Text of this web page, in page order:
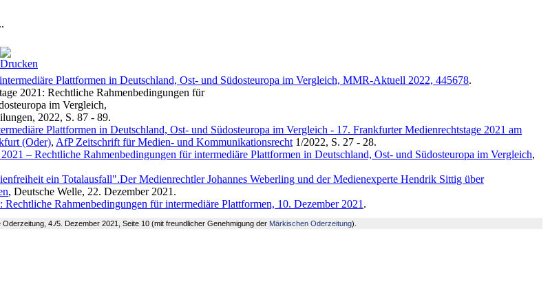
Plattformen in Deutschland, Ost- und Südosteuropa im Vergleich, MMR-Aktuell 2022, 445678.
2021: Rechtliche Rahmenbedingungen für
im Vergleich,
2022, S. 87 - 89.
Plattformen in Deutschland, Ost- und Südosteuropa im Vergleich - 17. Frankfurter Medienrechtstage 2021 am
(Oder), AfP Zeitschrift für Medien- und Kommunikationsrecht 1/2022, S. 27 - 28.
– Rechtliche Rahmenbedingungen für intermediäre Plattformen in Deutschland, Ost- und Südosteuropa im Vergleich,
ein Totalausfall".Der Medienrechtler Johannes Weberling und der Medienexperte Hendrik Sittig über
, Deutsche Welle, 22. Dezember 2021.
Rahmenbedingungen für intermediäre Plattformen, 10. Dezember 2021 .
Oderzeitung, 4./5. Dezember 2021, Seite 10 (mit freundlicher Genehmigung der Märkischen Oderzeitung).